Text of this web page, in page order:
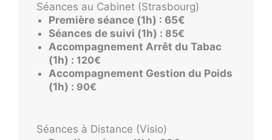
Séances au Cabinet (Strasbourg)
Première séance (1h) : 65€
Séances de suivi (1h) : 85€
Accompagnement Arrêt du Tabac
(1h) : 120€
Accompagnement Gestion du Poids
(1h) : 90€
Séances à Distance (Visio)